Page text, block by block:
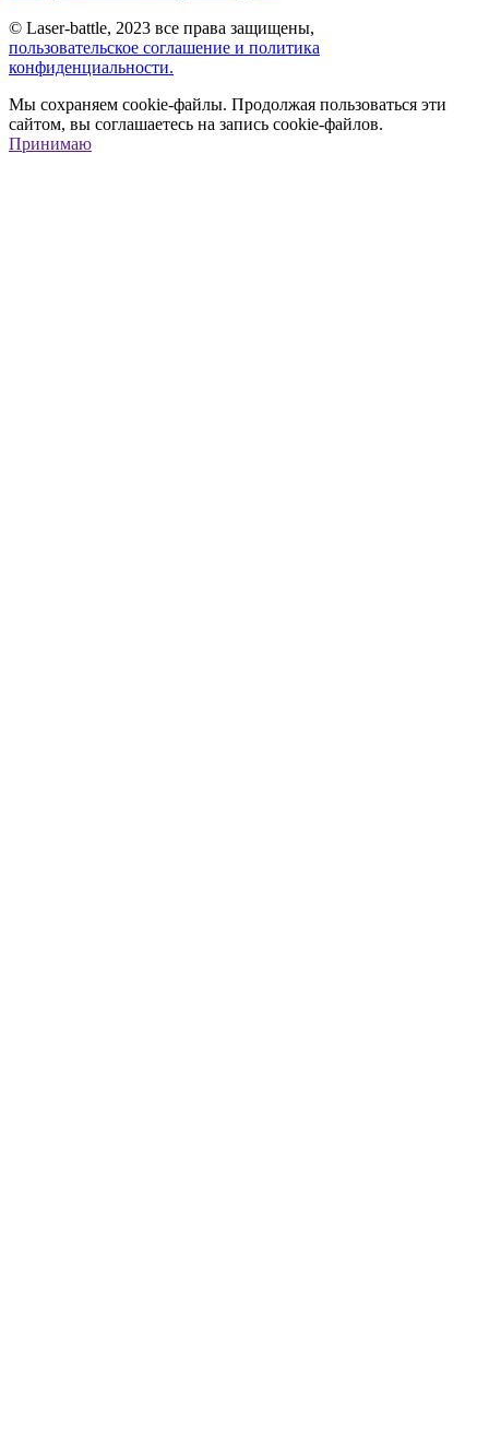
© Laser-battle, 2023 все права защищены,
пользовательское соглашение и политика
конфиденциальности.
Мы сохраняем cookie-файлы. Продолжая пользоваться эти
сайтом, вы соглашаетесь на запись cookie-файлов.
Принимаю